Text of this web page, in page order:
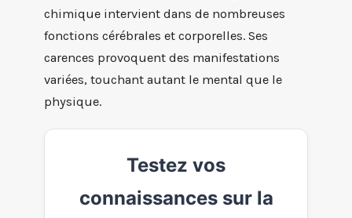
chimique intervient dans de nombreuses
fonctions cérébrales et corporelles. Ses
carences provoquent des manifestations
variées, touchant autant le mental que le
physique.
Testez vos
connaissances sur la